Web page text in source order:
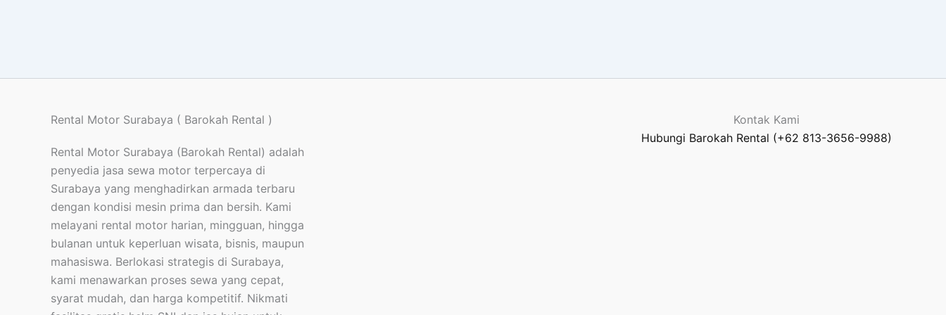
Rental Motor Surabaya ( Barokah Rental )
Rental Motor Surabaya (Barokah Rental) adalah
penyedia jasa sewa motor terpercaya di
Surabaya yang menghadirkan armada terbaru
dengan kondisi mesin prima dan bersih. Kami
melayani rental motor harian, mingguan, hingga
bulanan untuk keperluan wisata, bisnis, maupun
mahasiswa. Berlokasi strategis di Surabaya,
kami menawarkan proses sewa yang cepat,
syarat mudah, dan harga kompetitif. Nikmati
Kontak Kami
Hubungi Barokah Rental (+62 813-3656-9988)